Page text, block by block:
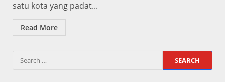
satu kota yang padat...
Read More
Search